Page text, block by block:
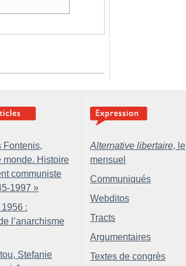
Fontenis,
monde. Histoire
communiste
1997 »
:
l’anarchisme
Stefanie
Alternative libertaire, le
mensuel
Communiqués
Webditos
Tracts
Argumentaires
Textes de congrès